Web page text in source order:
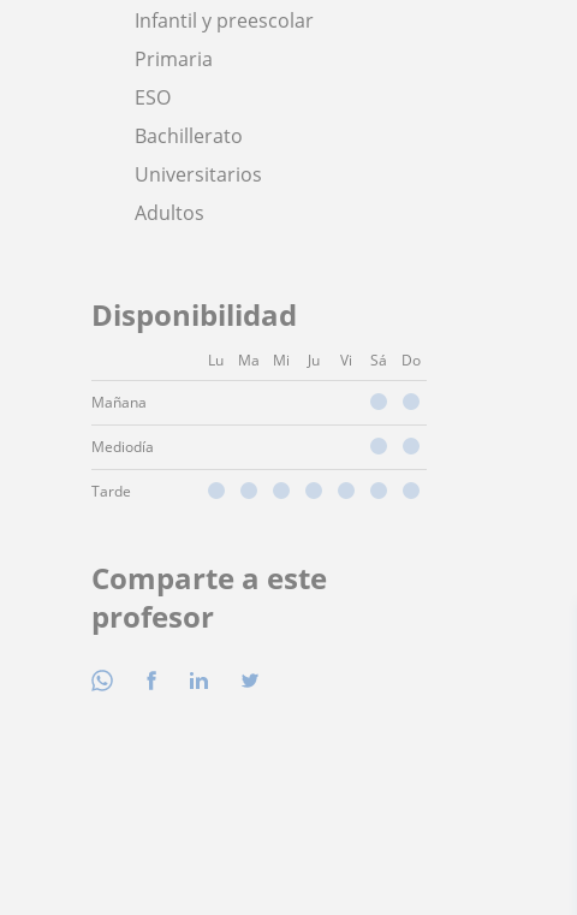
Infantil y preescolar
Primaria
ESO
Bachillerato
Universitarios
Adultos
Disponibilidad
Lu Ma Mi Ju Vi Sá Do
Mañana
Mediodía
Tarde
Comparte a este
profesor